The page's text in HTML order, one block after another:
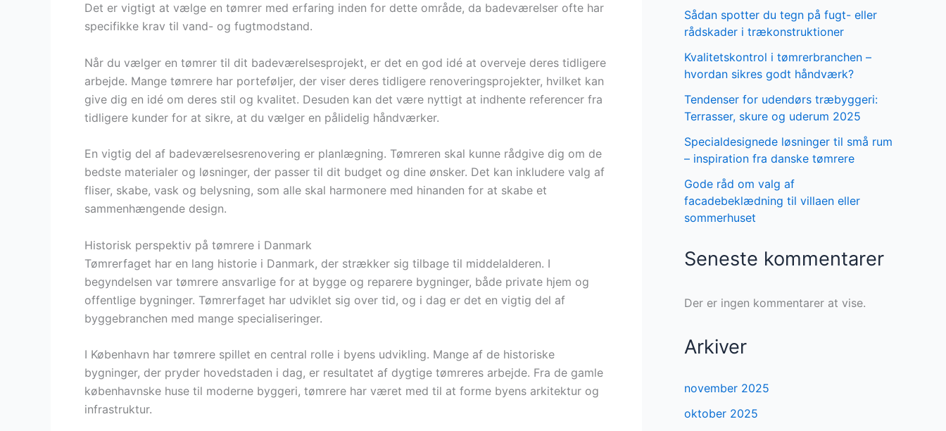
Det er vigtigt at vælge en tømrer med erfaring inden for dette område, da badeværelser ofte har
specifikke krav til vand- og fugtmodstand.
Når du vælger en tømrer til dit badeværelsesprojekt, er det en god idé at overveje deres tidligere
arbejde. Mange tømrere har porteføljer, der viser deres tidligere renoveringsprojekter, hvilket kan
give dig en idé om deres stil og kvalitet. Desuden kan det være nyttigt at indhente referencer fra
tidligere kunder for at sikre, at du vælger en pålidelig håndværker.
En vigtig del af badeværelsesrenovering er planlægning. Tømreren skal kunne rådgive dig om de
bedste materialer og løsninger, der passer til dit budget og dine ønsker. Det kan inkludere valg af
fliser, skabe, vask og belysning, som alle skal harmonere med hinanden for at skabe et
sammenhængende design.
Historisk perspektiv på tømrere i Danmark
Tømrerfaget har en lang historie i Danmark, der strækker sig tilbage til middelalderen. I
begyndelsen var tømrere ansvarlige for at bygge og reparere bygninger, både private hjem og
offentlige bygninger. Tømrerfaget har udviklet sig over tid, og i dag er det en vigtig del af
byggebranchen med mange specialiseringer.
I København har tømrere spillet en central rolle i byens udvikling. Mange af de historiske
bygninger, der pryder hovedstaden i dag, er resultatet af dygtige tømreres arbejde. Fra de gamle
københavnske huse til moderne byggeri, tømrere har været med til at forme byens arkitektur og
infrastruktur.
Sådan spotter du tegn på fugt- eller
rådskader i trækonstruktioner
Kvalitetskontrol i tømrerbranchen –
hvordan sikres godt håndværk?
Tendenser for udendørs træbyggeri:
Terrasser, skure og uderum 2025
Specialdesignede løsninger til små rum
– inspiration fra danske tømrere
Gode råd om valg af
facadebeklædning til villaen eller
sommerhuset
Seneste kommentarer
Der er ingen kommentarer at vise.
Arkiver
november 2025
oktober 2025